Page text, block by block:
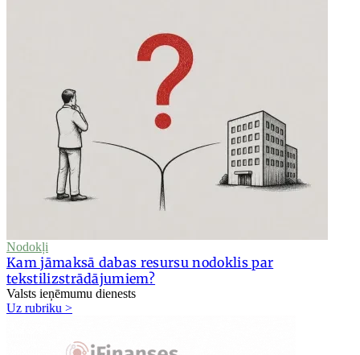
Nodokļi
Kam jāmaksā dabas resursu nodoklis par
tekstilizstrādājumiem?
Valsts ieņēmumu dienests
Uz rubriku >